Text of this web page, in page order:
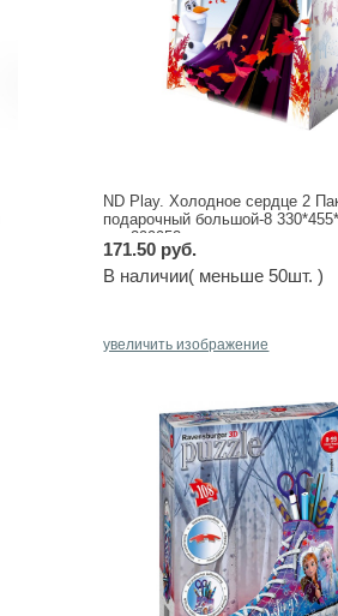
ND Play. Холодное сердце 2
подарочный большой-8
арт.299952
171.50 руб.
В наличии( меньше 50шт. )
увеличить изображение